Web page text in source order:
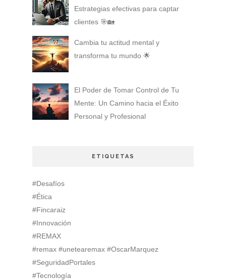
Estrategias efectivas para captar
clientes 🎯🏡
Cambia tu actitud mental y
transforma tu mundo 🌟
El Poder de Tomar Control de Tu
Mente: Un Camino hacia el Éxito
Personal y Profesional
ETIQUETAS
#Desafíos
#Ética
#Fincaraiz
#Innovación
#REMAX
#remax #unetearemax #OscarMarquez
#SeguridadPortales
#Tecnología